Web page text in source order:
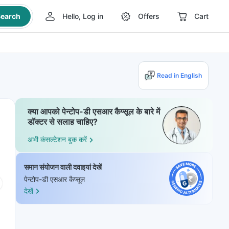
Hello, Log in Offers Cart
Read in English
क्या आपको पेन्टोप-डी एसआर कैप्सूल के बारे में
डॉक्टर से सलाह चाहिए?
अभी कंसल्टेशन बुक करें
समान संयोजन वाली दवाइयां देखें
पेन्टोप-डी एसआर कैप्सूल
देखें